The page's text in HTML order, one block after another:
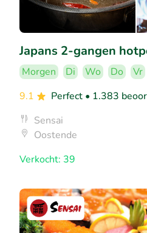
Japans 2-gangen
Morgen Di Wo Do Vr
9.1
Perfect • 1.383
Sensai
Oostende
Verkocht: 39